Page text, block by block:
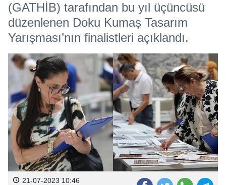
(GATHİB) tarafından bu yıl üçüncüsü
düzenlenen Doku Kumaş Tasarım
Yarışması’nın finalistleri açıklandı.
21-07-2023 10:46